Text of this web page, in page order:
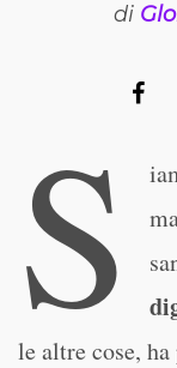
di
S
le altre cose,